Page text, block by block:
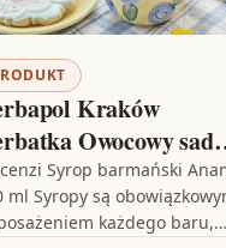
Kraków
Owocowy sad
Syrop barmański
ml Syropy są
każdego baru,